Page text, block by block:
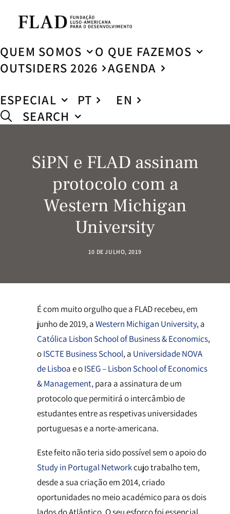
QUEM SOMOS
O QUE FAZEMOS
OUTSIDERS 2026
AGENDA
ESPECIAL
PT
EN
SEARCH
SiPN e FLAD assinam
protocolo com a
Western Michigan
University
10 DE JULHO, 2019
É com muito orgulho que a FLAD recebeu, em
junho de 2019, aWestern Michigan University, a
Católica Lisbon School of Business & Economics,
oISCTE Business School, a Universidade NOVA
de Lisboae oISEG – Lisbon School of Economics
& Management,para a assinatura de um
protocolo que permitirá o intercâmbio de
estudantes entre as respetivas universidades
portuguesas e a norte-americana.
Este feito não teria sido possível sem o apoio do
Study in Portugal Networkcujo trabalho tem,
desde a sua criação em 2014, criado
oportunidades no meio académico para os dois